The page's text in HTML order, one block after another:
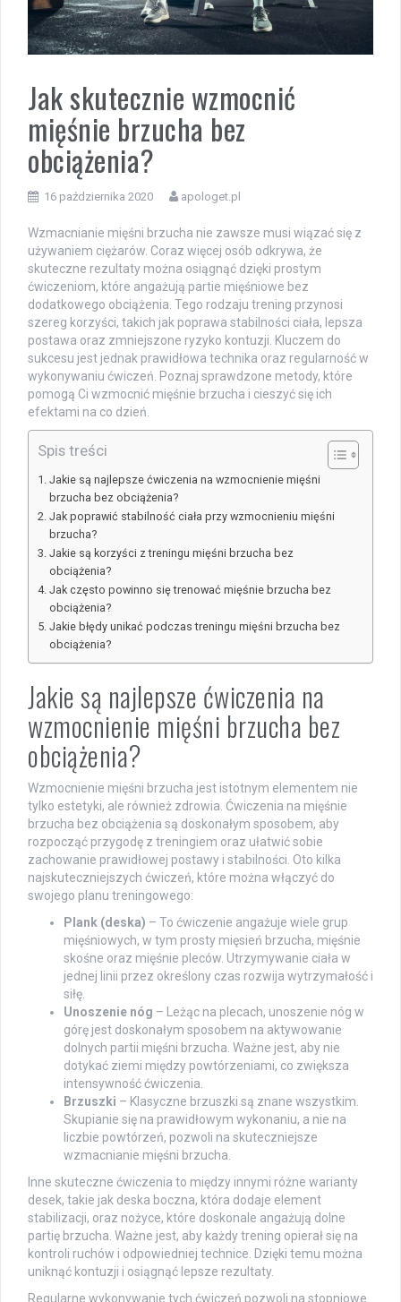
Jak skutecznie wzmocnić
mięśnie brzucha bez
obciążenia?
16 października 2020 apologet.pl
Wzmacnianie mięśni brzucha nie zawsze musi wiązać się z
używaniem ciężarów. Coraz więcej osób odkrywa, że
skuteczne rezultaty można osiągnąć dzięki prostym
ćwiczeniom, które angażują partie mięśniowe bez
dodatkowego obciążenia. Tego rodzaju trening przynosi
szereg korzyści, takich jak poprawa stabilności ciała, lepsza
postawa oraz zmniejszone ryzyko kontuzji. Kluczem do
sukcesu jest jednak prawidłowa technika oraz regularność w
wykonywaniu ćwiczeń. Poznaj sprawdzone metody, które
pomogą Ci wzmocnić mięśnie brzucha i cieszyć się ich
efektami na co dzień.
Spis treści
Jakie są najlepsze ćwiczenia na wzmocnienie mięśni
brzucha bez obciążenia?
Jak poprawić stabilność ciała przy wzmocnieniu mięśni
brzucha?
Jakie są korzyści z treningu mięśni brzucha bez
obciążenia?
Jak często powinno się trenować mięśnie brzucha bez
obciążenia?
Jakie błędy unikać podczas treningu mięśni brzucha bez
obciążenia?
Jakie są najlepsze ćwiczenia na
wzmocnienie mięśni brzucha bez
obciążenia?
Wzmocnienie mięśni brzucha jest istotnym elementem nie
tylko estetyki, ale również zdrowia. Ćwiczenia na mięśnie
brzucha bez obciążenia są doskonałym sposobem, aby
rozpocząć przygodę z treningiem oraz ułatwić sobie
zachowanie prawidłowej postawy i stabilności. Oto kilka
najskuteczniejszych ćwiczeń, które można włączyć do
swojego planu treningowego:
Plank (deska) – To ćwiczenie angażuje wiele grup
mięśniowych, w tym prosty mięsień brzucha, mięśnie
skośne oraz mięśnie pleców. Utrzymywanie ciała w
jednej linii przez określony czas rozwija wytrzymałość i
siłę.
Unoszenie nóg – Leżąc na plecach, unoszenie nóg w
górę jest doskonałym sposobem na aktywowanie
dolnych partii mięśni brzucha. Ważne jest, aby nie
dotykać ziemi między powtórzeniami, co zwiększa
intensywność ćwiczenia.
Brzuszki – Klasyczne brzuszki są znane wszystkim.
Skupianie się na prawidłowym wykonaniu, a nie na
liczbie powtórzeń, pozwoli na skuteczniejsze
wzmacnianie mięśni brzucha.
Inne skuteczne ćwiczenia to między innymi różne warianty
desek, takie jak deska boczna, która dodaje element
stabilizacji, oraz nożyce, które doskonale angażują dolne
partię brzucha. Ważne jest, aby każdy trening opierał się na
kontroli ruchów i odpowiedniej technice. Dzięki temu można
uniknąć kontuzji i osiągnąć lepsze rezultaty.
Regularne wykonywanie tych ćwiczeń pozwoli na stopniowe